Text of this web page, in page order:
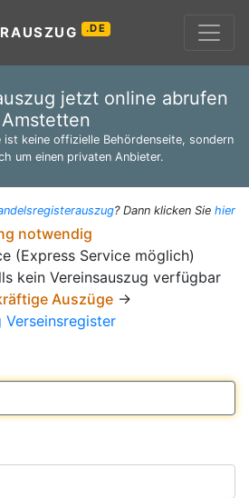
.DE
jetzt online abrufen
Amstetten
keine offizielle Behördenseite, sondern
um einen privaten Anbieter.
? Dann klicken Sie hier
notwendig
(Express Service möglich)
kein Vereinsauszug verfügbar
Auszüge →
Verseinsregister